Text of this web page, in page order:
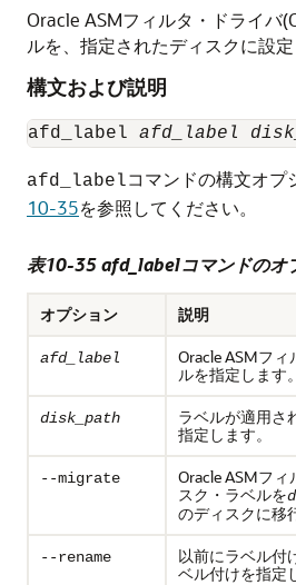
Oracle ASMフィルタ・ドライバ
ルを、指定されたディスクに設定
構文および説明
afd_label afd_label
afd_labelコマンドの構文オプ
10-35を参照してください。
表10-35 afd_labelコマンドのオ
オプション 説明
afd_label
Oracle ASMフ
ルを指定します。
disk_path
ラベルが適用さ
指定します。
--migrate
Oracle ASMフ
スク・ラベルを
のディスクに移
--rename
以前にラベル付
ベル付けを指定